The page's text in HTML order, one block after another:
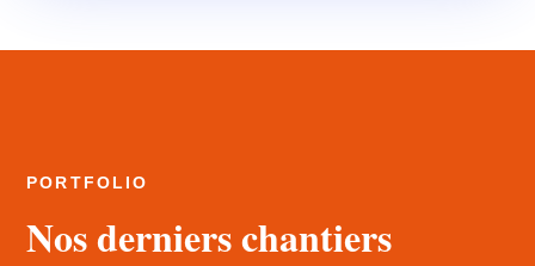
PORTFOLIO
Nos derniers chantiers